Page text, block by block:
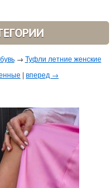
→ Туфли летние женские
| вперед →